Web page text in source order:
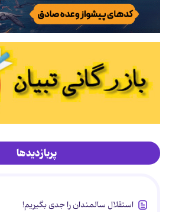
پربازدیدها
استقلال سالمندان را جدی بگیریم!